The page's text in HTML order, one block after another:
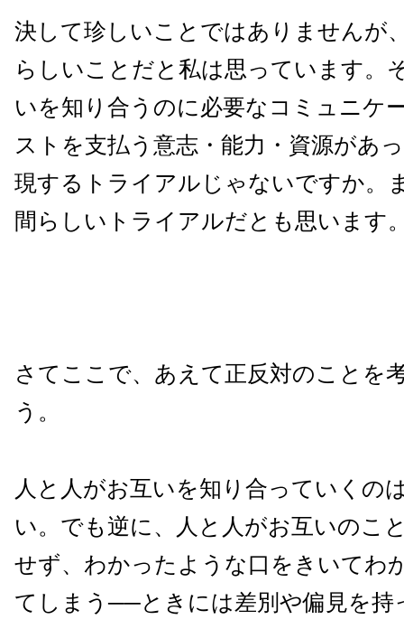
決して珍しいことではありませんが
らしいことだと私は思っています。
いを知り合うのに必要なコミュニケ
ストを支払う意志・能力・資源があ
現するトライアルじゃないですか。
間らしいトライアルだとも思います
さてここで、あえて正反対のことを
う。
人と人がお互いを知り合っていくの
い。でも逆に、人と人がお互いのこ
せず、わかったような口をきいてわ
てしまう──ときには差別や偏見を持